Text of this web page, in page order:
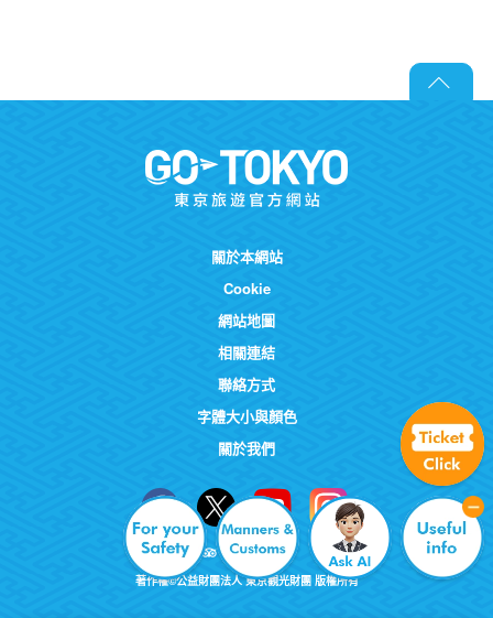
關於本網站
Cookie
網站地圖
相關連結
聯絡方式
字體大小與顏色
關於我們
著作權©公益財團法人 東京觀光財團 版權所有